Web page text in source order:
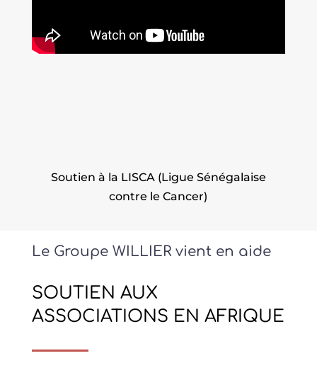
Soutien à la LISCA (Ligue Sénégalaise
contre le Cancer)
Le Groupe WILLIER vient en aide
SOUTIEN AUX
ASSOCIATIONS EN AFRIQUE